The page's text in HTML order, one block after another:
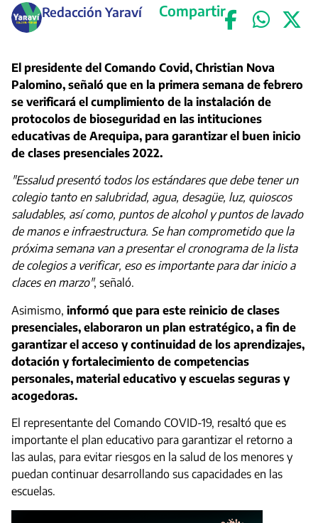
Redacción Yaraví Compartir
El presidente del Comando Covid, Christian Nova
Palomino, señaló que en la primera semana de febrero
se verificará el cumplimiento de la instalación de
protocolos de bioseguridad en las intituciones
educativas de Arequipa, para garantizar el buen inicio
de clases presenciales 2022.
"Essalud presentó todos los estándares que debe tener un
colegio tanto en salubridad, agua, desagüe, luz, quioscos
saludables, así como, puntos de alcohol y puntos de lavado
de manos e infraestructura. Se han comprometido que la
próxima semana van a presentar el cronograma de la lista
de colegios a verificar, eso es importante para dar inicio a
claces en marzo", señaló.
Asimismo, informó que para este reinicio de clases
presenciales, elaboraron un plan estratégico, a fin de
garantizar el acceso y continuidad de los aprendizajes,
dotación y fortalecimiento de competencias
personales, material educativo y escuelas seguras y
acogedoras.
El representante del Comando COVID-19, resaltó que es
importante el plan educativo para garantizar el retorno a
las aulas, para evitar riesgos en la salud de los menores y
puedan continuar desarrollando sus capacidades en las
escuelas.